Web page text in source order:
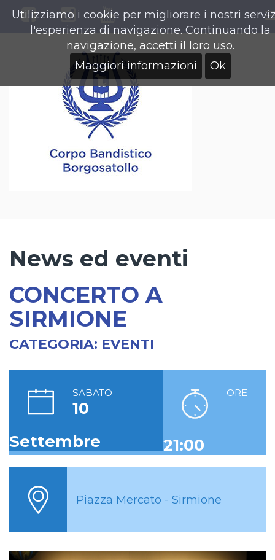
News ed eventi
CONCERTO A
SIRMIONE
CATEGORIA: EVENTI
SABATO
10
Settembre
ORE
21:00
Piazza Mercato - Sirmione
Utilizziamo i cookie per migliorare i nostri
l'esperienza di navigazione. Continuando la
navigazione, accetti il loro uso.
Maggiori informazioni
Ok